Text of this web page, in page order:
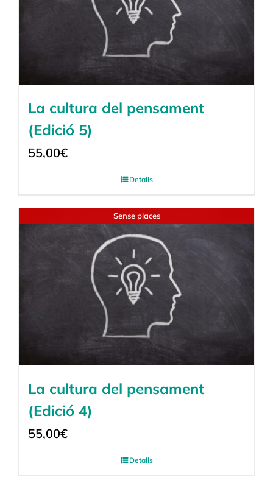
La cultura del pensament
(Edició 5)
55,00€
Detalls
Sense places
La cultura del pensament
(Edició 4)
55,00€
Detalls